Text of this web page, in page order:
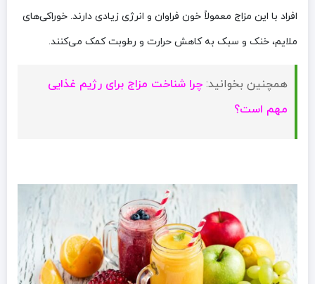
افراد با این مزاج معمولاً خون فراوان و انرژی زیادی دارند. خوراکی‌های
ملایم، خنک و سبک به کاهش حرارت و رطوبت کمک می‌کنند.
همچنین بخوانید: چرا شناخت مزاج برای رژیم غذایی
مهم است؟